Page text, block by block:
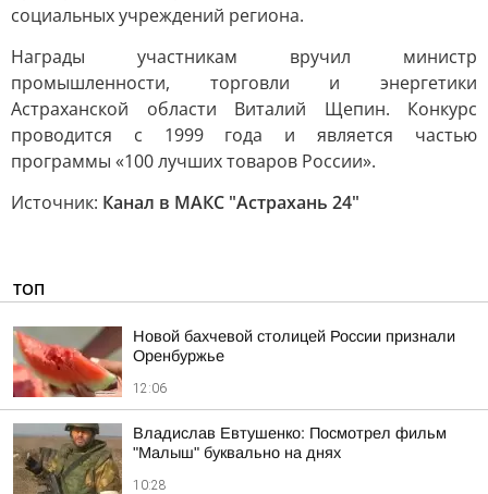
социальных учреждений региона.
Награды участникам вручил министр
промышленности, торговли и энергетики
Астраханской области Виталий Щепин. Конкурс
проводится с 1999 года и является частью
программы «100 лучших товаров России».
Источник: Канал в МАКС "Астрахань 24"
ТОП
Новой бахчевой столицей России признали
Оренбуржье
12:06
Владислав Евтушенко: Посмотрел фильм
"Малыш" буквально на днях
10:28